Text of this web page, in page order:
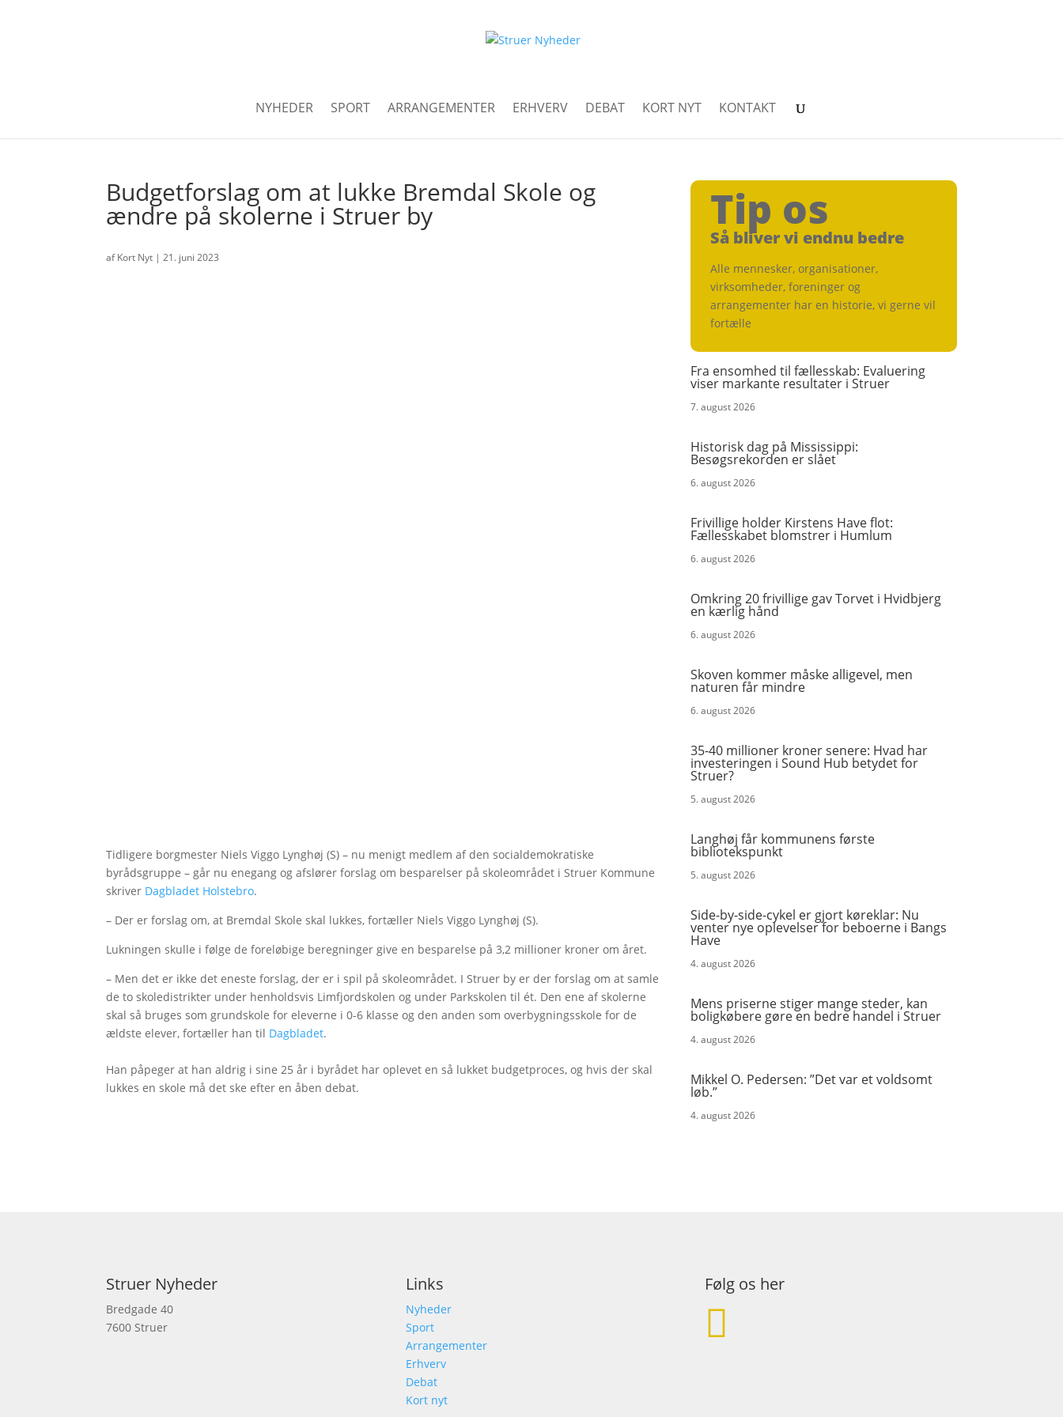
NYHEDER SPORT ARRANGEMENTER ERHVERV DEBAT KORT NYT KONTAKT
Budgetforslag om at lukke Bremdal Skole og
ændre på skolerne i Struer by
afKort Nyt |21. juni 2023
Tidligere borgmester Niels Viggo Lynghøj (S) – nu menigt medlem af den socialdemokratiske
byrådsgruppe – går nu enegang og afslører forslag om besparelser på skoleområdet i Struer Kommune
skriver Dagbladet Holstebro.
– Der er forslag om, at Bremdal Skole skal lukkes, fortæller Niels Viggo Lynghøj (S).
Lukningen skulle i følge de foreløbige beregninger give en besparelse på 3,2 millioner kroner om året.
– Men det er ikke det eneste forslag, der er i spil på skoleområdet. I Struer by er der forslag om at samle
de to skoledistrikter under henholdsvis Limfjordskolen og under Parkskolen til ét. Den ene af skolerne
skal så bruges som grundskole for eleverne i 0-6 klasse og den anden som overbygningsskole for de
ældste elever, fortæller han til Dagbladet.
Han påpeger at han aldrig i sine 25 år i byrådet har oplevet en så lukket budgetproces, og hvis der skal
lukkes en skole må det ske efter en åben debat.
Tip os
Så bliver vi endnu bedre
Alle mennesker, organisationer,
virksomheder, foreninger og
arrangementer har en historie, vi gerne vil
fortælle
Fra ensomhed til fællesskab: Evaluering
viser markante resultater i Struer
7. august 2026
Historisk dag på Mississippi:
Besøgsrekorden er slået
6. august 2026
Frivillige holder Kirstens Have flot:
Fællesskabet blomstrer i Humlum
6. august 2026
Omkring 20 frivillige gav Torvet i Hvidbjerg
en kærlig hånd
6. august 2026
Skoven kommer måske alligevel, men
naturen får mindre
6. august 2026
35-40 millioner kroner senere: Hvad har
investeringen i Sound Hub betydet for
Struer?
5. august 2026
Langhøj får kommunens første
bibliotekspunkt
5. august 2026
Side-by-side-cykel er gjort køreklar: Nu
venter nye oplevelser for beboerne i Bangs
Have
4. august 2026
Mens priserne stiger mange steder, kan
boligkøbere gøre en bedre handel i Struer
4. august 2026
Mikkel O. Pedersen: ”Det var et voldsomt
løb.”
4. august 2026
Struer Nyheder
Bredgade 40
7600 Struer
Links
Nyheder
Sport
Arrangementer
Erhverv
Debat
Kort nyt
Følg os her
